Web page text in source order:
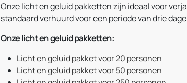
Onze licht en geluid pakketten zijn ideaal voor
standaard verhuurd voor een periode van drie
Onze licht en geluid pakketten:
Licht en geluid pakket voor 20 personen
Licht en geluid pakket voor 50 personen